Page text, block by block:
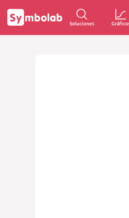
Soluciones